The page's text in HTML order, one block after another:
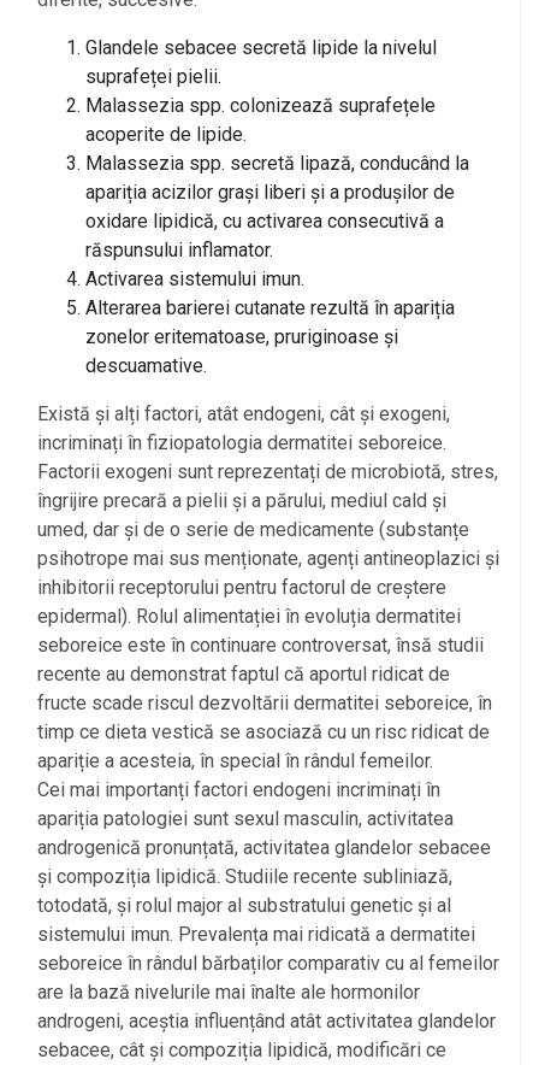
Glandele sebacee secretă lipide la nivelul
suprafeței pielii.
Malassezia spp. colonizează suprafețele
acoperite de lipide.
Malassezia spp. secretă lipază, conducând la
apariția acizilor grași liberi și a produșilor de
oxidare lipidică, cu activarea consecutivă a
răspunsului inflamator.
Activarea sistemului imun.
Alterarea barierei cutanate rezultă în apariția
zonelor eritematoase, pruriginoase și
descuamative.
Există și alți factori, atât endogeni, cât și exogeni,
incriminați în fiziopatologia dermatitei seboreice.
Factorii exogeni sunt reprezentați de microbiotă, stres,
îngrijire precară a pielii și a părului, mediul cald și
umed, dar și de o serie de medicamente (substanțe
psihotrope mai sus menționate, agenți antineoplazici și
inhibitorii receptorului pentru factorul de creștere
epidermal). Rolul alimentației în evoluția dermatitei
seboreice este în continuare controversat, însă studii
recente au demonstrat faptul că aportul ridicat de
fructe scade riscul dezvoltării dermatitei seboreice, în
timp ce dieta vestică se asociază cu un risc ridicat de
apariție a acesteia, în special în rândul femeilor.
Cei mai importanți factori endogeni incriminați în
apariția patologiei sunt sexul masculin, activitatea
androgenică pronunțată, activitatea glandelor sebacee
și compoziția lipidică. Studiile recente subliniază,
totodată, și rolul major al substratului genetic și al
sistemului imun. Prevalența mai ridicată a dermatitei
seboreice în rândul bărbaților comparativ cu al femeilor
are la bază nivelurile mai înalte ale hormonilor
androgeni, aceștia influențând atât activitatea glandelor
sebacee, cât și compoziția lipidică, modificări ce